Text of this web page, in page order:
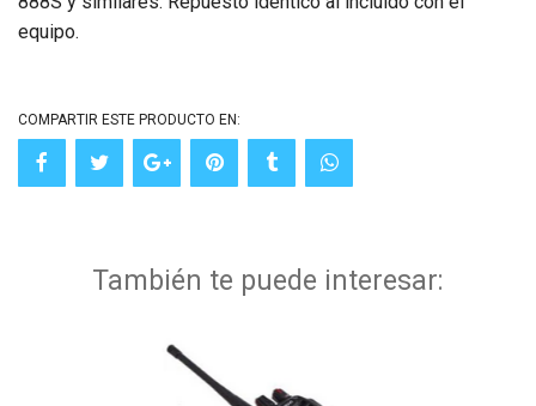
equipo.
COMPARTIR ESTE PRODUCTO EN:
También te puede interesar: